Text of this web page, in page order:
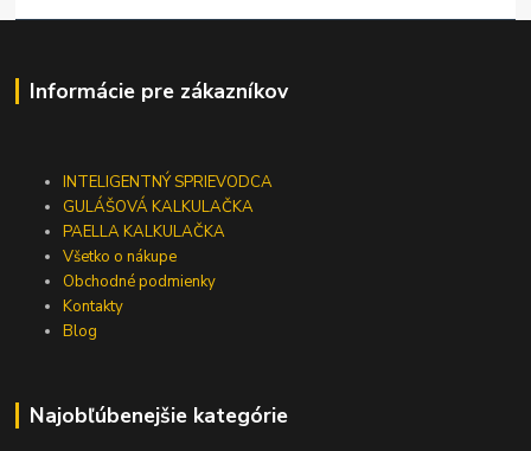
Informácie pre zákazníkov
INTELIGENTNÝ SPRIEVODCA
GULÁŠOVÁ KALKULAČKA
PAELLA KALKULAČKA
Všetko o nákupe
Obchodné podmienky
Kontakty
Blog
Najobľúbenejšie kategórie